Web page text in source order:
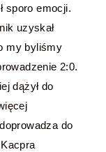
sporo emocji.
uzyskał
my byliśmy
2:0.
dążył do
do